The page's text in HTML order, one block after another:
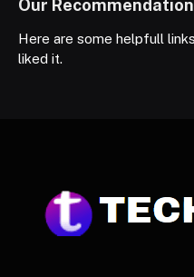
Our Recommendation
Here are some helpfull
liked it.